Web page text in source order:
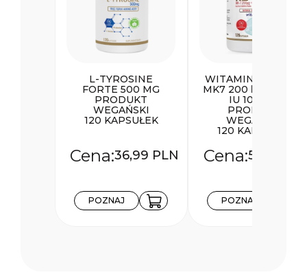
L-TYROSINE
FORTE 500 MG
PRODUKT
WEGAŃSKI
120 KAPSUŁEK
36,99 PLN
POZNAJ
WITAMINA K2 + D3
MK7 200 ΜG + 4000
IU 100 ΜG
PRODUKT
WEGAŃSKI
120 KAPSUŁEK
55,99
POZNAJ